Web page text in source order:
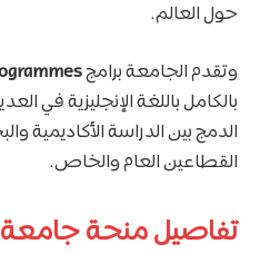
حول العالم.
وتقدم الجامعة برامج
بالكامل باللغة الإنجليزية في
الدمج بين الدراسة الأكاديمية
القطاعين العام والخاص.
تفاصيل منحة جامعة